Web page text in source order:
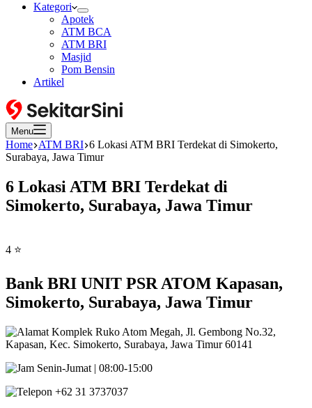
Kategori
Apotek
ATM BCA
ATM BRI
Masjid
Pom Bensin
Artikel
Menu
Home ATM BRI 6 Lokasi ATM BRI Terdekat di Simokerto,
Surabaya, Jawa Timur
6 Lokasi ATM BRI Terdekat di
Simokerto, Surabaya, Jawa Timur
4 ⭐
Bank BRI UNIT PSR ATOM Kapasan,
Simokerto, Surabaya, Jawa Timur
Komplek Ruko Atom Megah, Jl. Gembong No.32,
Kapasan, Kec. Simokerto, Surabaya, Jawa Timur 60141
Senin-Jumat | 08:00-15:00
+62 31 3737037